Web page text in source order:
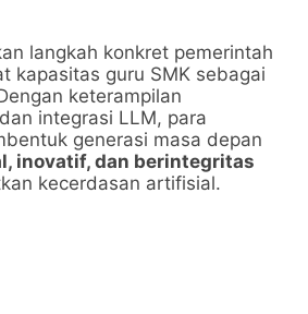
langkah konkret pemerintah
kapasitas guru SMK sebagai
keterampilan
integrasi LLM, para
generasi masa depan
inovatif, dan berintegritas
kecerdasan artifisial.